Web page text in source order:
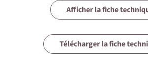
4 • Equipement
6 • Le pays
Afficher la fiche
Télécharger la fiche